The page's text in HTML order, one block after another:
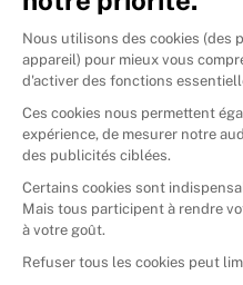
🇩🇪Allemagne
🇮🇹 Italie